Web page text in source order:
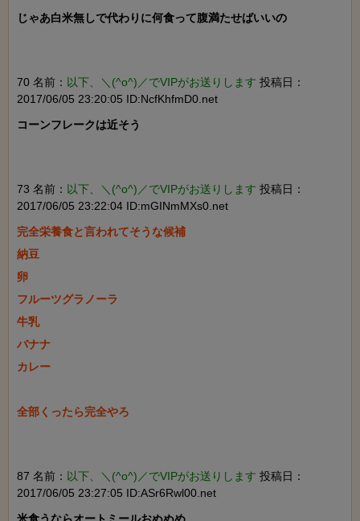
じゃあ白米無しで代わりに何食って腹満たせばいいの
70 名前： 以下、＼(^o^)／でVIPがお送りします 投稿日：
2017/06/05 23:20:05 ID:NcfKhfmD0.net
コーンフレークは近そう
73 名前： 以下、＼(^o^)／でVIPがお送りします 投稿日：
2017/06/05 23:22:04 ID:mGINmMXs0.net
完全栄養食と言われてそうな候補
納豆
卵
フルーツグラノーラ
牛乳
バナナ
カレー
全部くったら完全やろ
87 名前： 以下、＼(^o^)／でVIPがお送りします 投稿日：
2017/06/05 23:27:05 ID:ASr6Rwl00.net